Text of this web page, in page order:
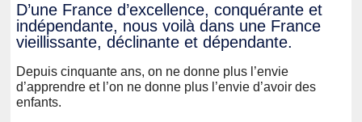
D’une France d’excellence, conquérante et
indépendante, nous voilà dans une France
vieillissante, déclinante et dépendante.
Depuis cinquante ans, on ne donne plus l’envie
d’apprendre et l’on ne donne plus l’envie d’avoir des
enfants.